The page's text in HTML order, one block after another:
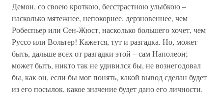
Демон, со своею кроткою, бесстрастною улыбкою –
насколько мятежнее, непокорнее, дерзновеннее, чем
Робеспьер или Сен-Жюст, насколько большего хочет, чем
Руссо или Вольтер! Кажется, тут и разгадка. Но, может
быть, дальше всех от разгадки этой – сам Наполеон;
может быть, никто так не удивился бы, не вознегодовал
бы, как он, если бы мог понять, какой вывод сделан будет
из его посылок, какое значение будет дано его личности.